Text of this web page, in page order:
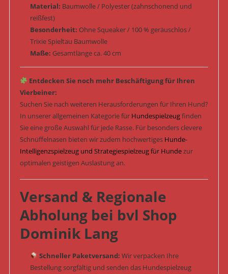
Material: Baumwolle / Polyester (zahnschonend und
reißfest)
Besonderheit: Ohne Squeaker / 100 % geräuschlos /
Trixie Spieltau Baumwolle
Maße: Gesamtlänge ca. 40 cm
Entdecken Sie noch mehr Beschäftigung für Ihren
Vierbeiner:
Suchen Sie nach weiteren Herausforderungen für Ihren Hund?
In unserer allgemeinen Kategorie für Hundespielzeugfinden
Sie eine große Auswahl für jede Rasse. Für besonders clevere
Schnüffelnasen bieten wir zudem hochwertiges Hunde-
Intelligenzspielzeug und Strategiespielzeug für Hundezur
optimalen geistigen Auslastung an.
Versand & Regionale
Abholung bei bvl Shop
Dominik Lang
Schneller Paketversand: Wir verpacken Ihre
Bestellung sorgfältig und senden das Hundespielzeug